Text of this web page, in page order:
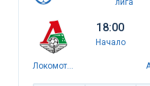
лига
Локомотив
18:00
Начало